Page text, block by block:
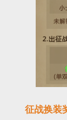
征战换装